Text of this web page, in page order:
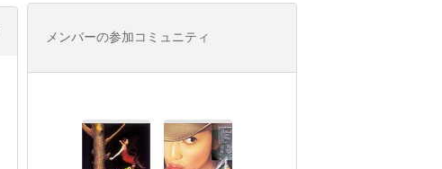
メンバーの参加コミュニティ